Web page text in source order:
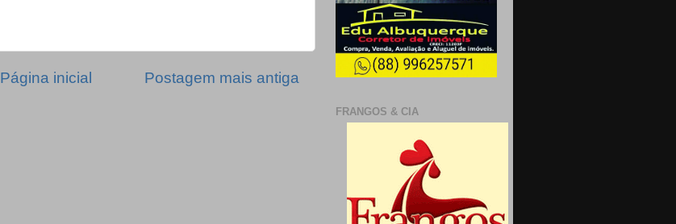
Postagem mais antiga
Página inicial
FRANGOS & CIA